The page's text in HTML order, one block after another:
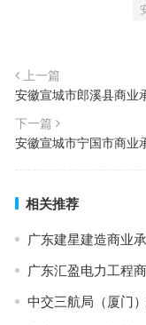
上一篇
安徽宣城市郎溪县商业
下一篇
安徽宣城市宁国市商业
相关推荐
广东建星建造商业
广东汇盈电力工程
中交三航局（厦门